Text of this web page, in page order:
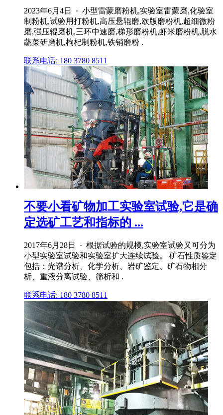
2023年6月4日 · 小型雷蒙磨粉机,实验室雷蒙磨,化验室
制粉机,试验用打粉机,高压悬辊磨,欧版磨粉机,超细微粉
磨,强压辊磨机,三环中速磨,梯形磨粉机,虾米磨粉机,脱水
蔬菜研磨机,枸杞制粉机,铁销磨粉 .
联系电话: 180 3780 8511
不要小看矿物加工实验室试验,它是确
定选矿工艺和指标的 ...
2017年6月28日 · 根据试验的规模,实验室试验又可分为
小型实验室试验和实验室扩大连续试验。 矿石性质鉴定
包括：光谱分析、化学分析、岩矿鉴定、矿石物相分
析、重液分离试验、筛析和 .
联系电话: 180 3780 8511